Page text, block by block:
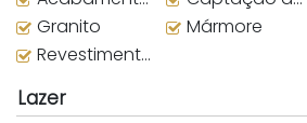
Granito
Mármore
Revestimento externo
Lazer